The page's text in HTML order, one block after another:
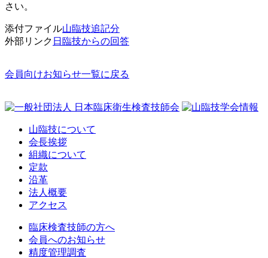
さい。
添付ファイル山臨技追記分
外部リンク 日臨技からの回答
会員向けお知らせ一覧に戻る
山臨技について
会長挨拶
組織について
定款
沿革
法人概要
アクセス
臨床検査技師の方へ
会員へのお知らせ
精度管理調査